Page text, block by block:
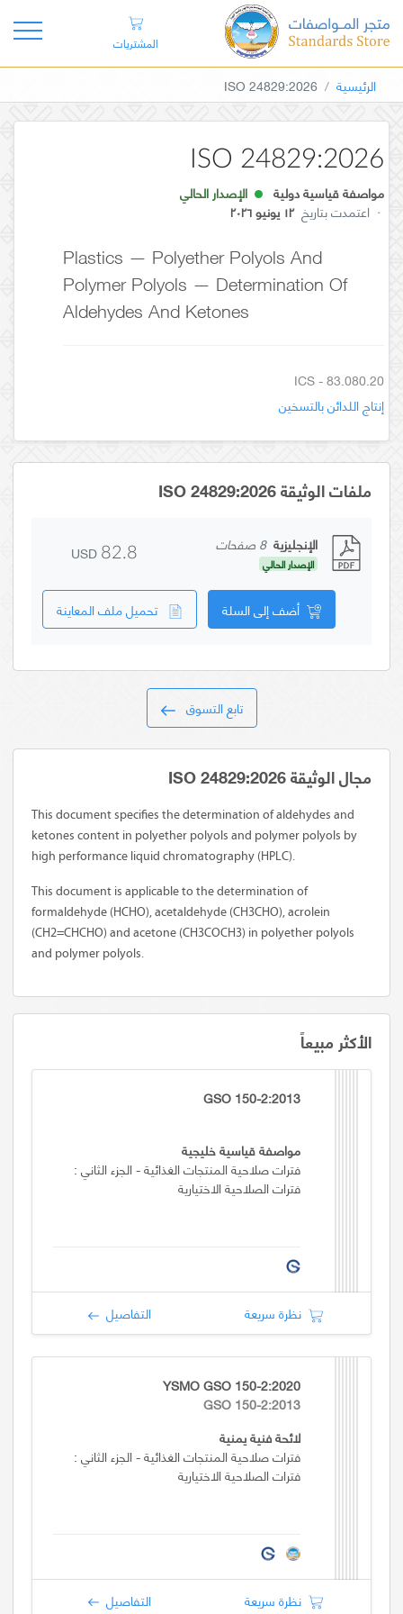
المشتريات
الرئيسية ISO 24829:2026
ISO 24829:2026
مواصفة قياسية دولية
الإصدار الحالي
· اعتمدت بتاريخ ١٢ يونيو ٢٠٢٦
Plastics — Polyether Polyols And
Polymer Polyols — Determination Of
Aldehydes And Ketones
ICS - 83.080.20
إنتاج اللدائن بالتسخين
ملفات الوثيقة ISO 24829:2026
الإنجليزية 8 صفحات
الإصدار الحالي USD 82.8
أضف إلى السلة تحميل ملف المعاينة
تابع التسوق
مجال الوثيقة ISO 24829:2026
This document specifies the determination of aldehydes and
ketones content in polyether polyols and polymer polyols by
high performance liquid chromatography (HPLC).
This document is applicable to the determination of
formaldehyde (HCHO), acetaldehyde (CH3CHO), acrolein
(CH2=CHCHO) and acetone (CH3COCH3) in polyether polyols
and polymer polyols.
الأكثر مبيعاً
GSO 150-2:2013
مواصفة قياسية خليجية
فترات صلاحية المنتجات الغذائية - الجزء الثاني :
فترات الصلاحية الاختيارية
نظرة سريعة التفاصيل
YSMO GSO 150-2:2020
GSO 150-2:2013
لائحة فنية يمنية
فترات صلاحية المنتجات الغذائية - الجزء الثاني :
فترات الصلاحية الاختيارية
نظرة سريعة التفاصيل